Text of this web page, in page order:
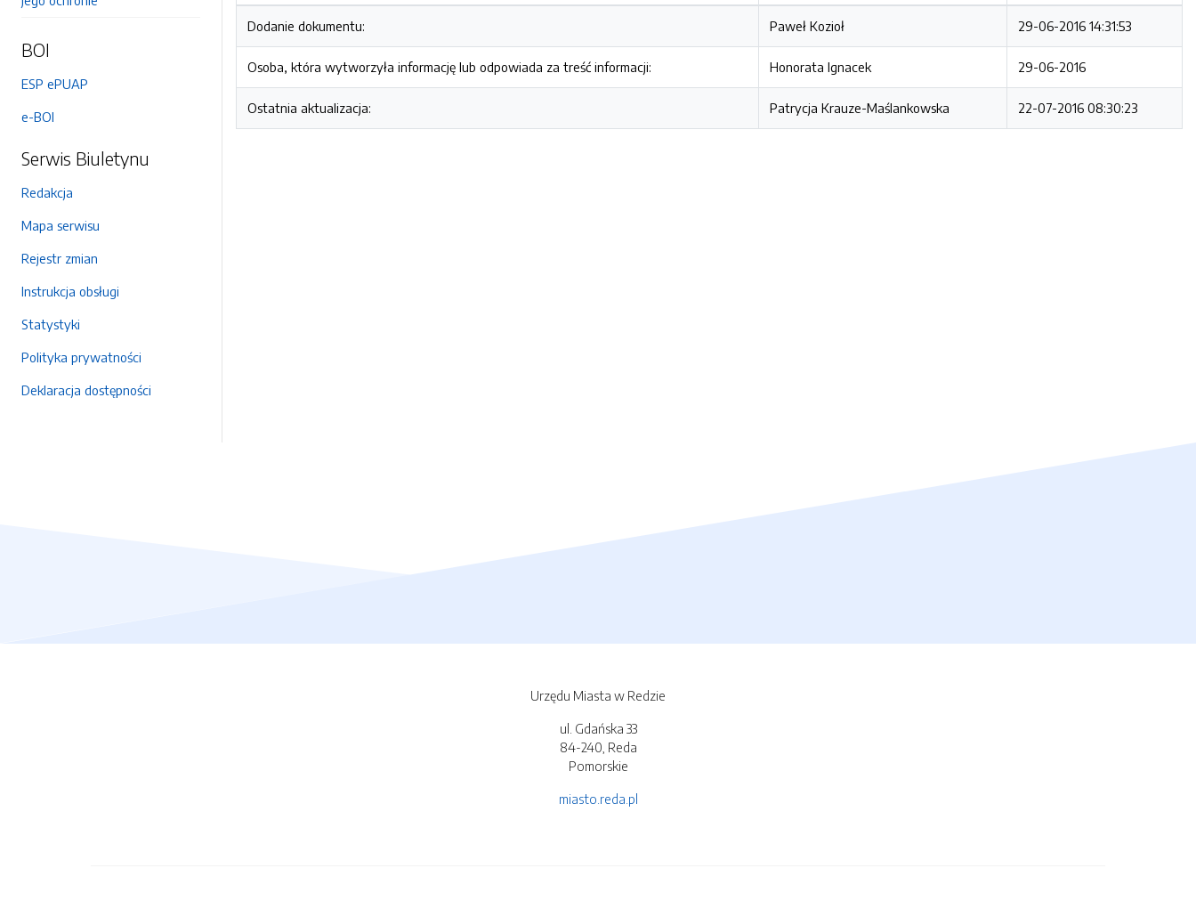
BOI
ESP ePUAP
e-BOI
Serwis Biuletynu
Redakcja
Mapa serwisu
Rejestr zmian
Instrukcja obsługi
Statystyki
Polityka prywatności
Deklaracja dostępności
Dodanie dokumentu: Paweł Kozioł 29-06-2016 14:31:53
Osoba, która wytworzyła informację lub odpowiada za treść informacji: Honorata Ignacek 29-06-2016
Ostatnia aktualizacja: Patrycja Krauze-Maślankowska 22-07-2016 08:30:23
Urzędu Miasta w Redzie
ul. Gdańska 33
84-240, Reda
Pomorskie
miasto.reda.pl